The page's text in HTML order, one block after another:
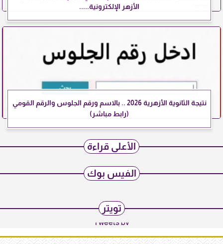
الأزهر الإلكترونية.....
نتيجة الثانوية الأزهرية 2026 .. بالاسم ورقم الجلوس والرقم القومي
(رابط مباشر)
الأعلى قراءة
الفيس بوك
تويتر
Tweets by